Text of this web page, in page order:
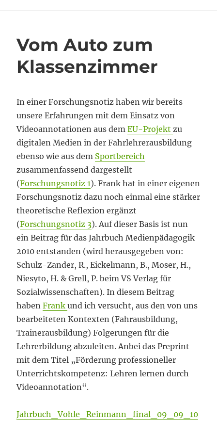
Vom Auto zum
Klassenzimmer
In einer Forschungsnotiz haben wir bereits
unsere Erfahrungen mit dem Einsatz von
Videoannotationen aus demEU-Projektzu
digitalen Medien in der Fahrlehrerausbildung
ebenso wie aus dem Sportbereich
zusammenfassend dargestellt
(Forschungsnotiz 1). Frank hat in einer eigenen
Forschungsnotiz dazu noch einmal eine stärker
theoretische Reflexion ergänzt
(Forschungsnotiz 3). Auf dieser Basis ist nun
ein Beitrag für das Jahrbuch Medienpädagogik
2010 entstanden (wird herausgegeben von:
Schulz-Zander, R., Eickelmann, B., Moser, H.,
Niesyto, H. & Grell, P. beim VS Verlag für
Sozialwissenschaften). In diesem Beitrag
habenFrankund ich versucht, aus den von uns
bearbeiteten Kontexten (Fahrausbildung,
Trainerausbildung) Folgerungen für die
Lehrerbildung abzuleiten. Anbei das Preprint
mit dem Titel „Förderung professioneller
Unterrichtskompetenz: Lehren lernen durch
Videoannotation“.
Jahrbuch_Vohle_Reinmann_final_09_09_10